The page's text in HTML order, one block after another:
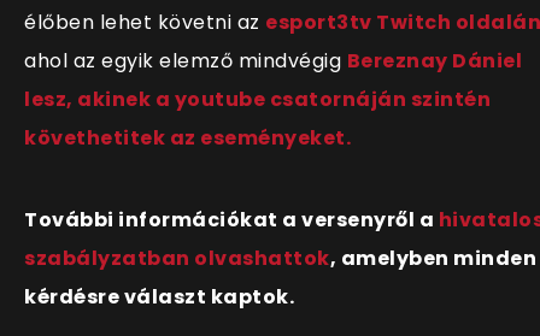
élőben lehet követni az esport3tv Twitch oldalán
ahol az egyik elemző mindvégig Bereznay Dániel
lesz, akinek a youtube csatornáján szintén
követhetitek az eseményeket.
További információkat a versenyről a
szabályzatban olvashattok, amelyben minden
kérdésre választ kaptok.